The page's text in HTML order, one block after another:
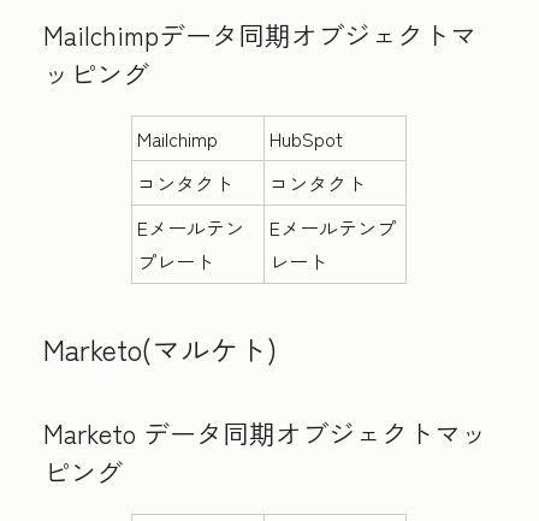
Mailchimpデータ同期オブジェクトマ
ッピング
Mailchimp
HubSpot
コンタクト
コンタクト
Eメールテン
プレート
Eメールテンプ
レート
Marketo(マルケト)
Marketo データ同期オブジェクトマッ
ピング